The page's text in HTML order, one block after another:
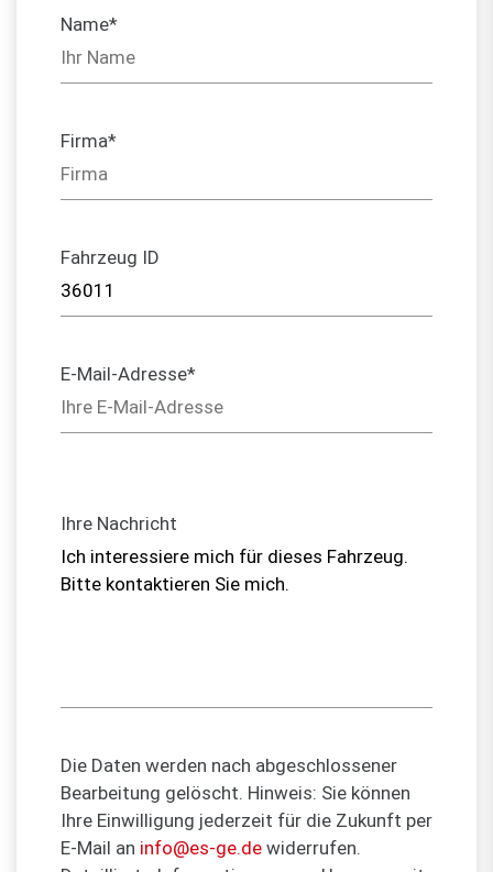
Name*
Firma*
Fahrzeug ID
E-Mail-Adresse*
Ihre Nachricht
Die Daten werden nach abgeschlossener
Bearbeitung gelöscht. Hinweis: Sie können
Ihre Einwilligung jederzeit für die Zukunft per
E-Mail an info@es-ge.de widerrufen.